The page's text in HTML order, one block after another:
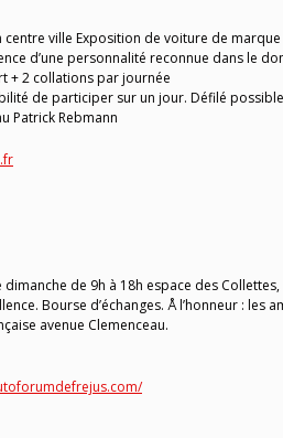
centre ville Exposition de voiture de
d’une personnalité reconnue dans le
+ 2 collations par journée
de participer sur un jour. Défilé
Patrick Rebmann
de 9h à 18h espace des
Bourse d’échanges. Å l’honneur : les
avenue Clemenceau.